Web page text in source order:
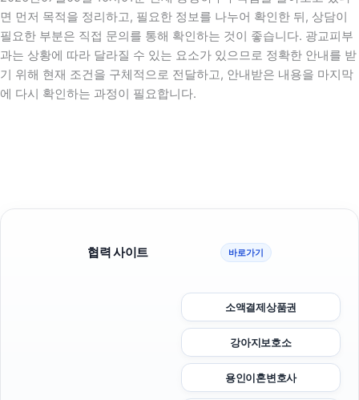
면 먼저 목적을 정리하고, 필요한 정보를 나누어 확인한 뒤, 상담이
필요한 부분은 직접 문의를 통해 확인하는 것이 좋습니다. 광교피부
과는 상황에 따라 달라질 수 있는 요소가 있으므로 정확한 안내를 받
기 위해 현재 조건을 구체적으로 전달하고, 안내받은 내용을 마지막
에 다시 확인하는 과정이 필요합니다.
협력 사이트 바로가기
소액결제상품권
강아지보호소
용인이혼변호사